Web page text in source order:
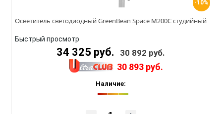
-10%
Осветитель cветодиодный GreenBean Space M200C студийный
Быстрый просмотр
34 325 руб. 30 892 руб.
30 893 руб.
Наличие: